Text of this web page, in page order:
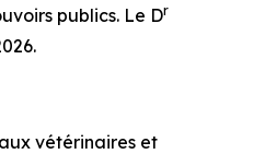
publics. Le Dr
vétérinaires et